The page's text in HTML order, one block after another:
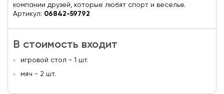
компании друзей, которые любят спорт и веселье.
Артикул: 06842-59792
В стоимость входит
игровой стол - 1 шт.
мяч - 2 шт.